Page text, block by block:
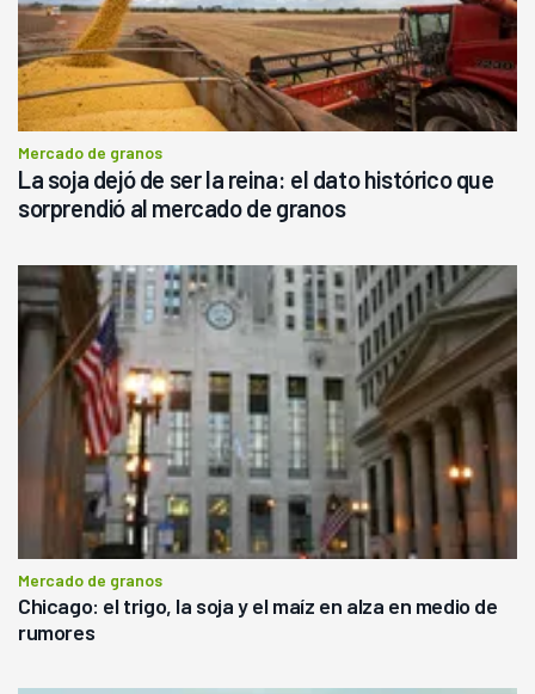
Mercado de granos
La soja dejó de ser la reina: el dato histórico que
sorprendió al mercado de granos
Mercado de granos
Chicago: el trigo, la soja y el maíz en alza en medio de
rumores